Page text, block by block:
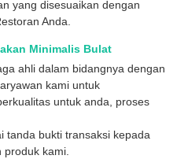
yang disesuaikan dengan
Anda.
Minimalis Bulat
ahli dalam bidangnya dengan
kami untuk
untuk anda, proses
tanda bukti transaksi kepada
produk kami.